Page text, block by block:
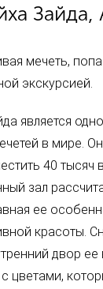
Зайда,
мечеть,
экскурсией.
является
в мире.
40 тысяч
зал
ее
красоты.
двор
цветами,